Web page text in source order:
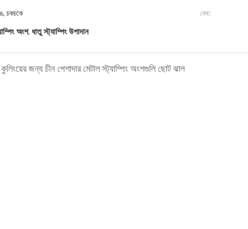
চকচকে বেধ:
অংশ,ধাতু স্ট্যাম্পিং উপাদান
কুলিংয়ের জন্য চীন পেশাদার মেটাল স্ট্যাম্পিং অংশগুলি ছোট ঝাল